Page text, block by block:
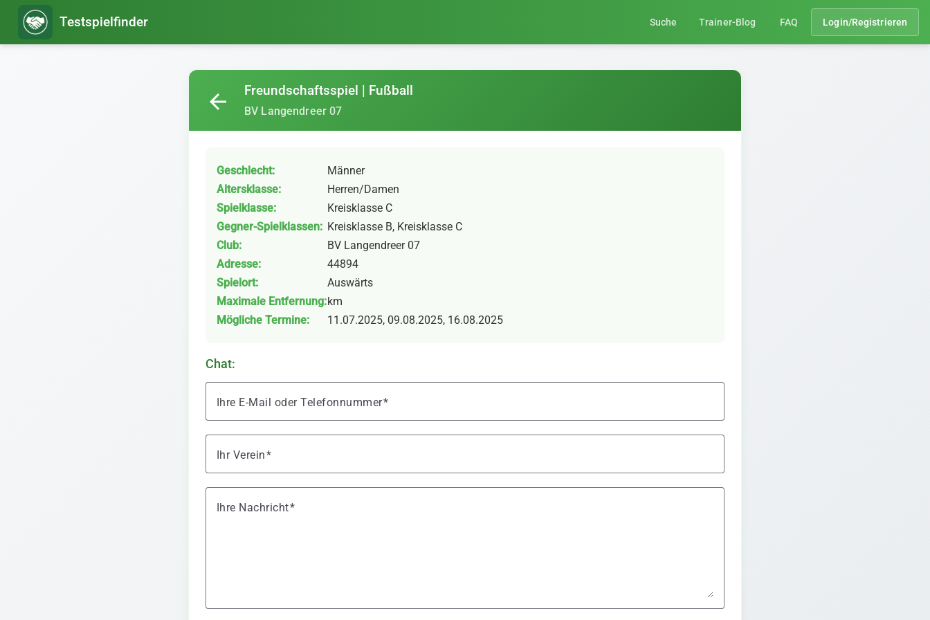
Testspielfinder Suche Trainer-Blog FAQ Login/Registrieren
Freundschaftsspiel | Fußball
BV Langendreer 07
arrow_back
Geschlecht:
Männer
Altersklasse:
Herren/Damen
Spielklasse:
Kreisklasse C
Gegner-Spielklassen: Kreisklasse B, Kreisklasse C
Club:
BV Langendreer 07
Adresse:
44894
Spielort:
Auswärts
Maximale Entfernung:km
Mögliche Termine:
11.07.2025, 09.08.2025, 16.08.2025
Chat:
Ihre E-Mail oder Telefonnummer
Ihr Verein
Ihre Nachricht